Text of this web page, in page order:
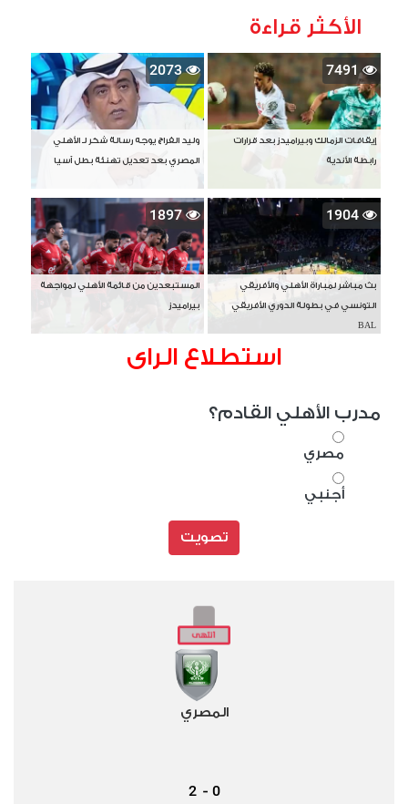
الأكثر قراءة
7491
إيقافات الزمالك وبيراميدز بعد قرارات
رابطة الأندية
2073
وليد الفراج يوجه رسالة شكر لـ الأهلي
المصري بعد تعديل تهنئة بطل آسيا
1904
بث مباشر لمباراة الأهلي والأفريقي
التونسي في بطولة الدوري الأفريقي
BAL
1897
المستبعدين من قائمة الأهلي لمواجهة
بيراميدز
استطلاع الراى
مدرب الأهلي القادم؟
مصري
أجنبي
تصويت
المصري
0
-
2